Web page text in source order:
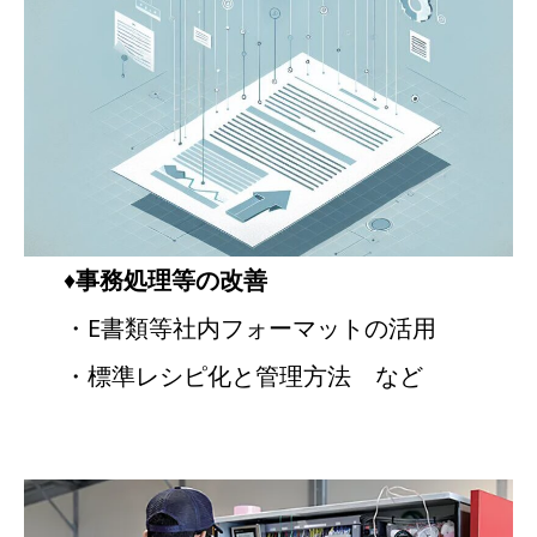
♦事務処理等の改善
・E書類等社内フォーマットの活用
・標準レシピ化と管理方法 など